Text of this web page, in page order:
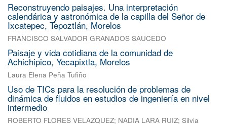
Reconstruyendo paisajes. Una interpretación
calendárica y astronómica de la capilla del Señor de
Ixcatepec, Tepoztlán, Morelos
FRANCISCO SALVADOR GRANADOS SAUCEDO
Paisaje y vida cotidiana de la comunidad de
Achichipico, Yecapixtla, Morelos
Laura Elena Peña Tufiño
Uso de TICs para la resolución de problemas de
dinámica de fluidos en estudios de ingeniería en nivel
intermedio
ROBERTO FLORES VELAZQUEZ; NADIA LARA RUIZ; Silvia